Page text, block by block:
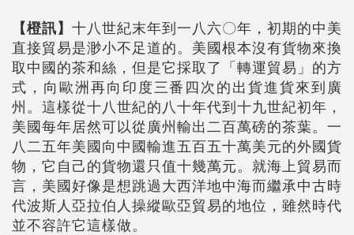
【橙訊】 十八世紀末年到一八六〇年，初期的中美
直接貿易是渺小不足道的。美國根本沒有貨物來換
取中國的茶和絲，但是它採取了「轉運貿易」的方
式，向歐洲再向印度三番四次的出貨進貨來到廣
州。這樣從十八世紀的八十年代到十九世紀初年，
美國每年居然可以從廣州輸出二百萬磅的茶葉。一
八二五年美國向中國輸進五百五十萬美元的外國貨
物，它自己的貨物還只值十幾萬元。就海上貿易而
言，美國好像是想跳過大西洋地中海而繼承中古時
代波斯人亞拉伯人操縱歐亞貿易的地位，雖然時代
並不容許它這樣做。